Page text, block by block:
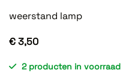
weerstand lamp
€ 3,50
2 producten in voorraad